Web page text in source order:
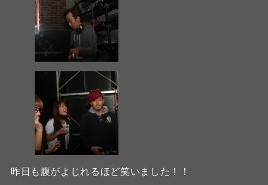
昨日も腹がよじれるほど笑いました！！